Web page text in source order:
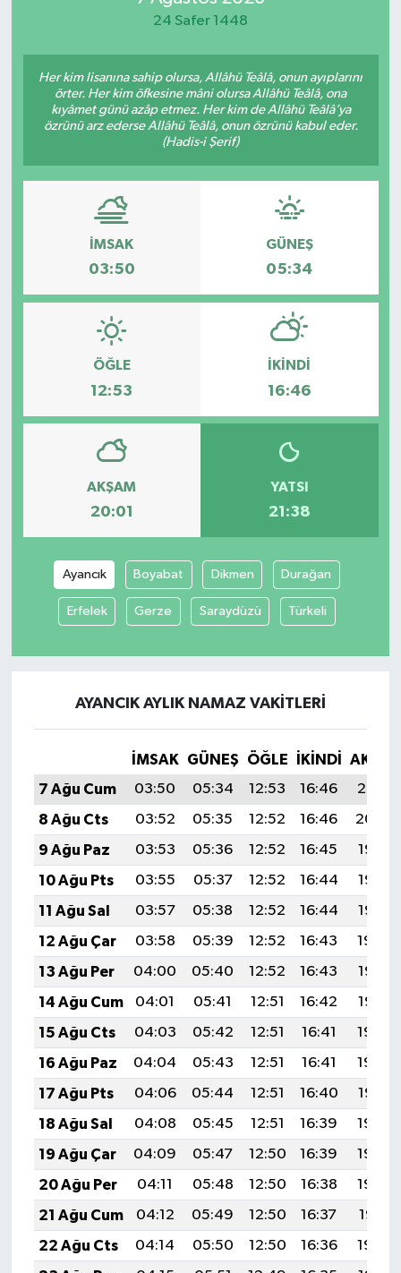
24 Safer 1448
Her kim lisanına sahip olursa, Allâhü Teâlâ, onun ayıplarını
örter. Her kim öfkesine mâni olursa Allâhü Teâlâ, ona
kıyâmet günü azâp etmez. Her kim de Allâhü Teâlâ’ya
özrünü arz ederse Allâhü Teâlâ, onun özrünü kabul eder.
(Hadis-i Şerif)
İMSAK
03:50
GÜNEŞ
05:34
ÖĞLE
12:53
İKINDI
16:46
AKŞAM
20:01
YATSI
21:38
Ayancık Boyabat Dikmen Durağan
Erfelek Gerze Saraydüzü Türkeli
AYANCIK AYLIK NAMAZ VAKITLERI
İMSAK GÜNEŞ ÖĞLE İKINDI
7 Ağu Cum
03:50 05:34 12:53 16:46
20:01
8 Ağu Cts
03:52 05:35 12:52 16:46
20:00
9 Ağu Paz
03:53 05:36 12:52 16:45
19:58
10 Ağu Pts
03:55 05:37 12:52 16:44
19:57
11 Ağu Sal
03:57 05:38 12:52 16:44
19:56
12 Ağu Çar
03:58 05:39 12:52 16:43
19:54
13 Ağu Per
04:00 05:40 12:52 16:43
19:53
14 Ağu Cum
04:01 05:41 12:51 16:42
19:52
15 Ağu Cts
04:03 05:42 12:51 16:41
19:50
16 Ağu Paz
04:04 05:43 12:51 16:41
19:49
17 Ağu Pts
04:06 05:44 12:51 16:40
19:47
18 Ağu Sal
04:08 05:45 12:51 16:39
19:46
19 Ağu Çar
04:09 05:47 12:50 16:39
19:44
20 Ağu Per
04:11 05:48 12:50 16:38
19:43
21 Ağu Cum
04:12 05:49 12:50 16:37
19:41
22 Ağu Cts
04:14 05:50 12:50 16:36
19:40